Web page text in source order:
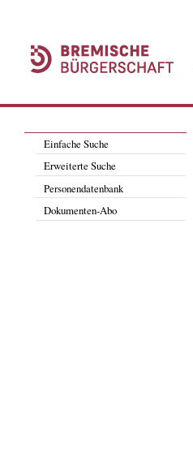
Einfache Suche
Erweiterte Suche
Personendatenbank
Dokumenten-Abo